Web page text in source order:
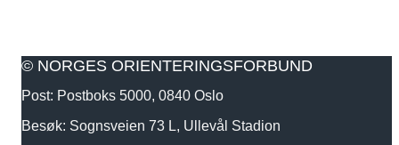
© NORGES ORIENTERINGSFORBUND
Post: Postboks 5000, 0840 Oslo
Besøk: Sognsveien 73 L, Ullevål Stadion